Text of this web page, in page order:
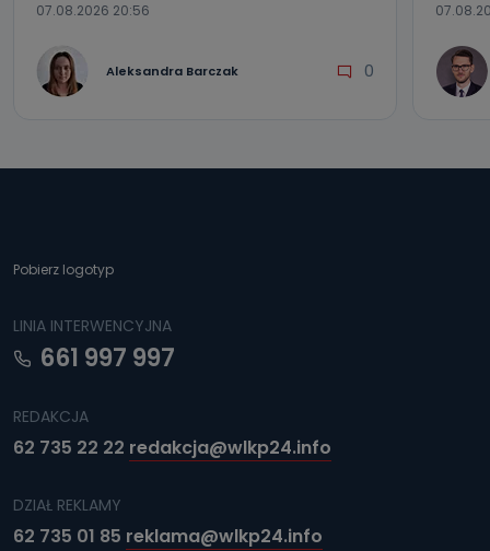
07.08.2026 20:56
Aleksandra Barczak 0
Pobierz logotyp
LINIA INTERWENCYJNA
661 997 997
REDAKCJA
62 735 22 22 redakcja@wlkp24.info
DZIAŁ REKLAMY
62 735 01 85 reklama@wlkp24.info